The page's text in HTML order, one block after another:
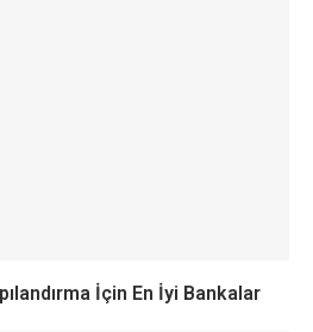
İçin En İyi Bankalar